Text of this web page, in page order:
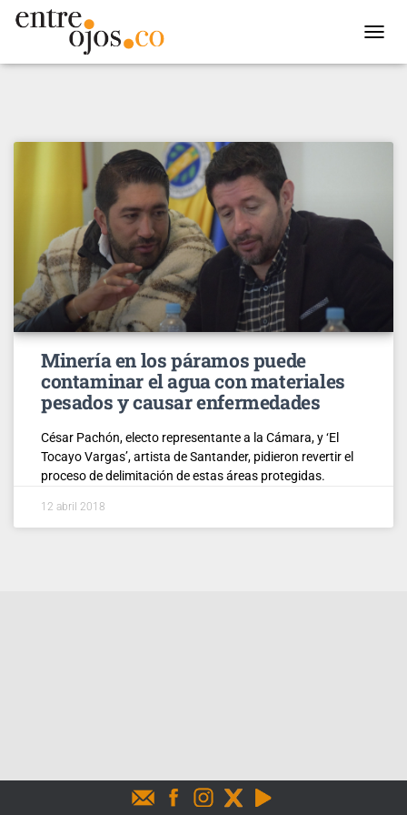
Minería en los páramos puede
contaminar el agua con materiales
pesados y causar enfermedades
César Pachón, electo representante a la Cámara, y ‘El
Tocayo Vargas’, artista de Santander, pidieron revertir el
proceso de delimitación de estas áreas protegidas.
12 abril 2018